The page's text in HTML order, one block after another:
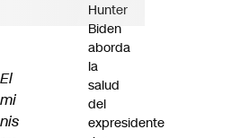
El
mi
nis
Hunter
Biden
aborda
la
salud
del
expresidente